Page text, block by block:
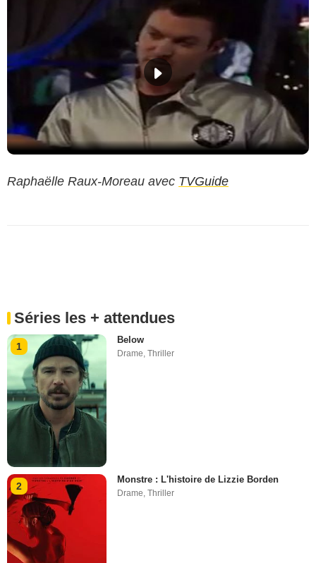
Raphaëlle Raux-Moreau avec TVGuide
Séries les + attendues
1
Below
Drame ,Thriller
2
Monstre : L'histoire de Lizzie Borden
Drame,Thriller